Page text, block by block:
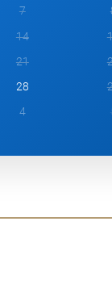
7
14
21
28
4